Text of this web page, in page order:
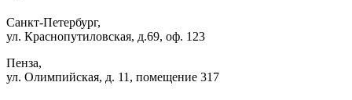
Санкт-Петербург,
ул. Краснопутиловская, д.69, оф. 123
Пенза,
ул. Олимпийская, д. 11, помещение 317